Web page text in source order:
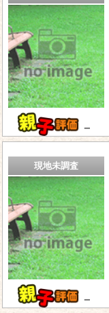
－
現地未調査
－